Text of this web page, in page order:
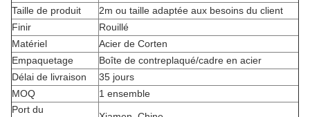
Taille de produit
2m ou taille adaptée aux besoins du client
Finir
Rouillé
Matériel
Acier de Corten
Empaquetage
Boîte de contreplaqué/cadre en acier
Délai de livraison
35 jours
MOQ
1 ensemble
Port du